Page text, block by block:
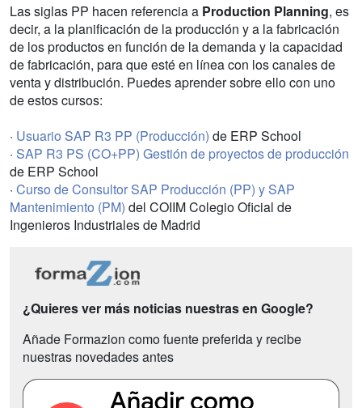
Las siglas PP hacen referencia a Production Planning, es
decir, a la planificación de la producción y a la fabricación
de los productos en función de la demanda y la capacidad
de fabricación, para que esté en línea con los canales de
venta y distribución. Puedes aprender sobre ello con uno
de estos cursos:
· Usuario SAP R3 PP (Producción) de ERP School
· SAP R3 PS (CO+PP) Gestión de proyectos de producción
de ERP School
· Curso de Consultor SAP Producción (PP) y SAP
Mantenimiento (PM) del COIIM Colegio Oficial de
Ingenieros Industriales de Madrid
¿Quieres ver más noticias nuestras en Google?
Añade Formazion como fuente preferida y recibe
nuestras novedades antes